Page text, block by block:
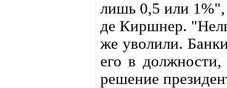
лишь 0,5 или 1%",
де Киршнер.
же уволили.
его в
решение